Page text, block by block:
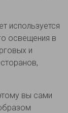
используется
освещения в
и
вы сами